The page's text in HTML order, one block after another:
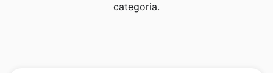
categoria.